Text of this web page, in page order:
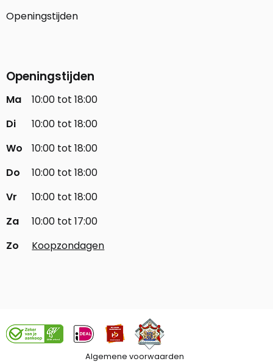
Openingstijden
Openingstijden
Ma
10:00 tot 18:00
Di
10:00 tot 18:00
Wo
10:00 tot 18:00
Do
10:00 tot 18:00
Vr
10:00 tot 18:00
Za
10:00 tot 17:00
Zo
Koopzondagen
Algemene voorwaarden